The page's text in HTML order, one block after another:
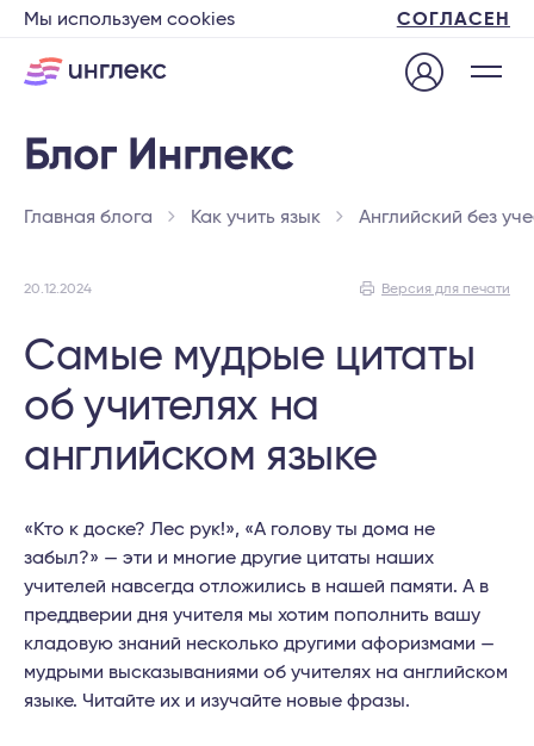
Мы используем cookies СОГЛАСЕН
Главная блога Как учить язык Английский без
20.12.2024 Версия для печати
Самые мудрые цитаты
об учителях на
английском языке
«Кто к доске? Лес рук!», «А голову ты дома не
забыл?» — эти и многие другие цитаты наших
учителей навсегда отложились в нашей памяти. А в
преддверии дня учителя мы хотим пополнить вашу
кладовую знаний несколько другими афоризмами —
мудрыми высказываниями об учителях на английском
языке. Читайте их и изучайте новые фразы.